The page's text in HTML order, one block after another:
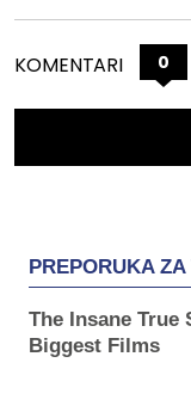
KOMENTARI 0
PREPORUKA ZA
The Insane True
Biggest Films